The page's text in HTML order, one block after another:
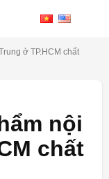
ở TP.HCM chất
nội
chất